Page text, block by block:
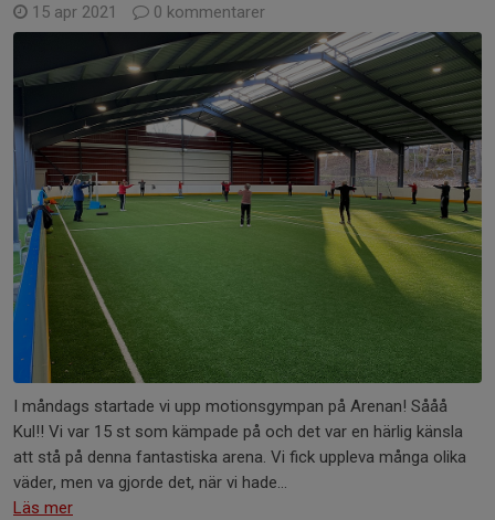
15 apr 2021 0 kommentarer
I måndags startade vi upp motionsgympan på Arenan! Sååå
Kul!! Vi var 15 st som kämpade på och det var en härlig känsla
att stå på denna fantastiska arena. Vi fick uppleva många olika
väder, men va gjorde det, när vi hade...
Läs mer